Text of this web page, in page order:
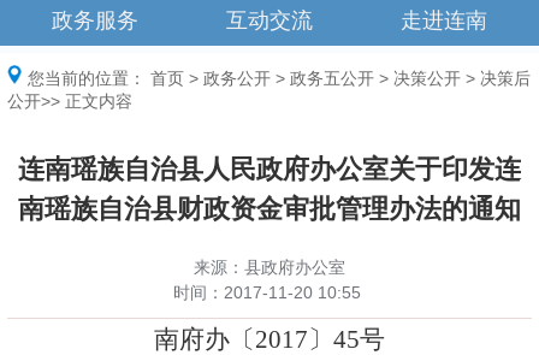
政务服务
互动交流 走进连南
您当前的位置： 首页 > 政务公开 > 政务五公开 > 决策公开 > 决策后
公开>> 正文内容
连南瑶族自治县人民政府办公室关于印发连
南瑶族自治县财政资金审批管理办法的通知
来源：县政府办公室
时间： 2017-11-20 10:55
南府办 〔2017〕45号